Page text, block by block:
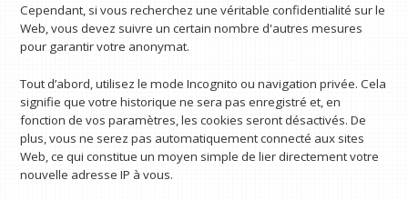
Cependant, si vous recherchez une véritable confidentialité sur le
Web, vous devez suivre un certain nombre d'autres mesures
pour garantir votre anonymat.
Tout d’abord, utilisez le mode Incognito ou navigation privée. Cela
signifie que votre historique ne sera pas enregistré et, en
fonction de vos paramètres, les cookies seront désactivés. De
plus, vous ne serez pas automatiquement connecté aux sites
Web, ce qui constitue un moyen simple de lier directement votre
nouvelle adresse IP à vous.